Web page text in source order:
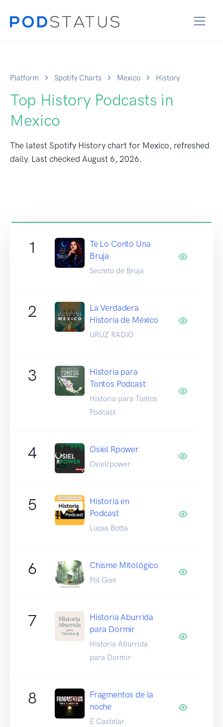
Platform Spotify Charts Mexico History
Top History Podcasts in
Mexico
The latest Spotify History chart for Mexico, refreshed
daily. Last checked August 6, 2026.
1
Te Lo Contó Una
Bruja
Secreto de Bruja
2
La Verdadera
Historia de México
URUZ RADIO
3
Historia para
Tontos Podcast
Historia para Tontos
Podcast
4 Osiel Rpower
Osielrpower
5
Historia en
Podcast
Lucas Botta
6 Chisme Mitológico
Pol Gise
7
Historia Aburrida
para Dormir
Historia Aburrida
para Dormir
8
Fragmentos de la
noche
E Castelar